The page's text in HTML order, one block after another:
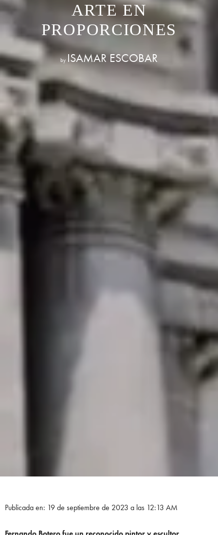
ARTE EN
PROPORCIONES
by ISAMAR ESCOBAR
Publicada en: 19 de septiembre de 2023 a las 12:13 AM